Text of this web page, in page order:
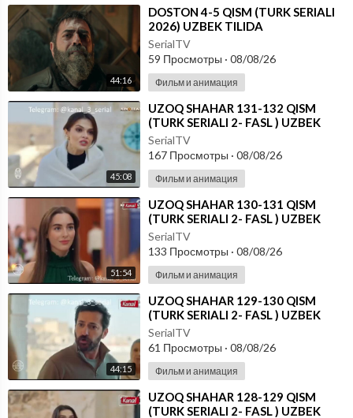
44:16
⁣DOSTON 4-5 QISM (TURK SERIALI
2026) UZBEK TILIDA
SerialTV
59 Просмотры · 08/08/26
Фильм и анимация
45:08
⁣UZOQ SHAHAR 131-132 QISM
(TURK SERIALI 2- FASL ) UZBEK
TILIDA
SerialTV
167 Просмотры · 08/08/26
Фильм и анимация
51:54
⁣UZOQ SHAHAR 130-131 QISM
(TURK SERIALI 2- FASL ) UZBEK
TILIDA
SerialTV
133 Просмотры · 08/08/26
Фильм и анимация
44:15
⁣UZOQ SHAHAR 129-130 QISM
(TURK SERIALI 2- FASL ) UZBEK
TILIDA
SerialTV
61 Просмотры · 08/08/26
Фильм и анимация
⁣UZOQ SHAHAR 128-129 QISM
(TURK SERIALI 2- FASL ) UZBEK